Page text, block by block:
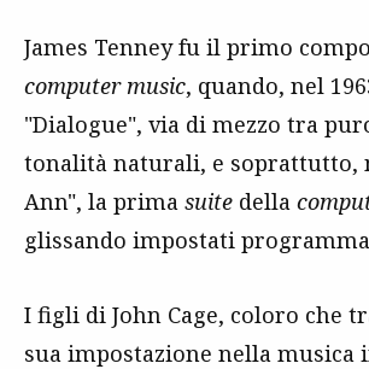
James Tenney fu il primo
computer music, quando, nel
"Dialogue", via di mezzo tra
tonalità naturali, e soprattutto,
Ann", la prima suite della
glissando impostati
I figli di John Cage, coloro che
sua impostazione nella musica